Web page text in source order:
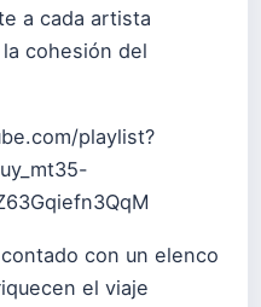
a cada artista
cohesión del
playlist?
con un elenco
el viaje